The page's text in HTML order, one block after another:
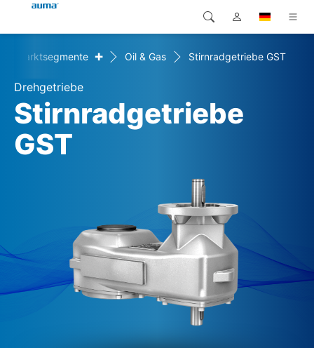
Produkte
Lösungen
Downloads
Unternehmen
Kontakt
Global
Europa
Asien und Pazifik
Suche
Marktsegmente + Oil & Gas Stirnradgetriebe GST
Drehgetriebe
Stirnradgetriebe
GST